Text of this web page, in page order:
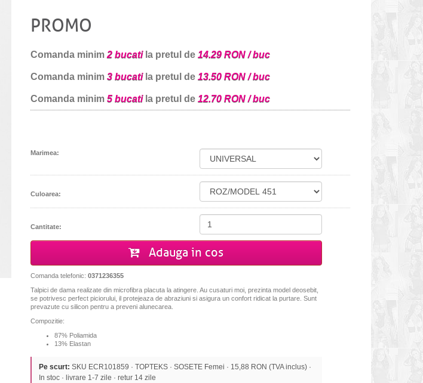
PROMO
Comanda minim 2 bucatila pretul de 14.29 RON / buc
Comanda minim 3 bucatila pretul de 13.50 RON / buc
Comanda minim 5 bucatila pretul de 12.70 RON / buc
Marimea:
Culoarea:
Cantitate:
Adauga in cos
Comanda telefonic: 0371236355
Talpici de dama realizate din microfibra placuta la atingere. Au cusaturi moi, prezinta model deosebit,
se potrivesc perfect piciorului, il protejeaza de abraziuni si asigura un confort ridicat la purtare. Sunt
prevazute cu silicon pentru a preveni alunecarea.
Compozitie:
87% Poliamida
13% Elastan
Pe scurt: SKU ECR101859 · TOPTEKS · SOSETE Femei · 15,88 RON (TVA inclus) ·
In stoc · livrare 1-7 zile · retur 14 zile